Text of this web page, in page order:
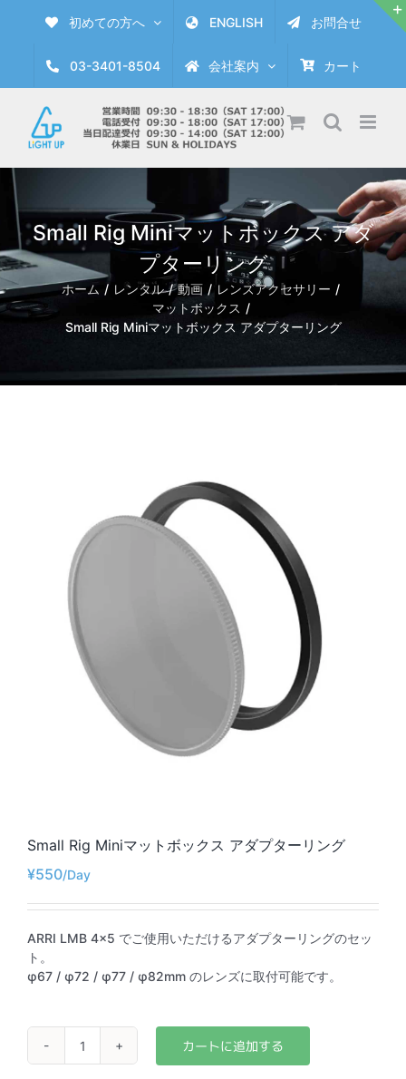
初めての方へ ENGLISH お問合せ
03-3401-8504 会社案内 カート
Small Rig Miniマットボックス アダ
プターリング
ホーム レンタル 動画
レンズアクセサリー
マットボックス
Small Rig Miniマットボックス アダプターリング
Small Rig Miniマットボックス アダプターリング
¥550
ARRI LMB 4×5 でご使用いただけるアダプターリングのセッ
ト。
φ67 / φ72 / φ77 / φ82mm のレンズに取付可能です。
Small